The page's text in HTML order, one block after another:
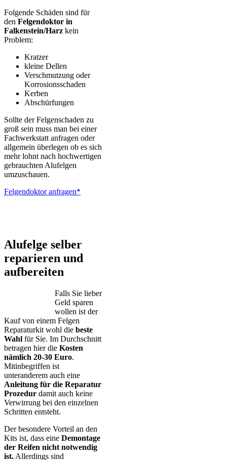
Folgende Schäden sind für
den Felgendoktor in
Falkenstein/Harz kein
Problem:
Kratzer
kleine Dellen
Verschmutzung oder
Korrosionsschaden
Kerben
Abschürfungen
Sollte der Felgenschaden zu
groß sein muss man bei einer
Fachwerkstatt anfragen oder
allgemein überlegen ob es sich
mehr lohnt nach hochwertigen
gebrauchten Alufelgen
umzuschauen.
Felgendoktor anfragen*
Alufelge selber
reparieren und
aufbereiten
Falls Sie lieber
Geld sparen
wollen ist der
Kauf von einem Felgen
Reparaturkit wohl die beste
Wahl für Sie. Im Durchschnitt
betragen hier die Kosten
nämlich 20-30 Euro.
Mitinbegriffen ist
unteranderem auch eine
Anleitung für die Reparatur
Prozedur damit auch keine
Verwirrung bei den einzelnen
Schritten entsteht.
Der besondere Vorteil an den
Kits ist, dass eine Demontage
der Reifen nicht notwendig
ist. Allerdings sind